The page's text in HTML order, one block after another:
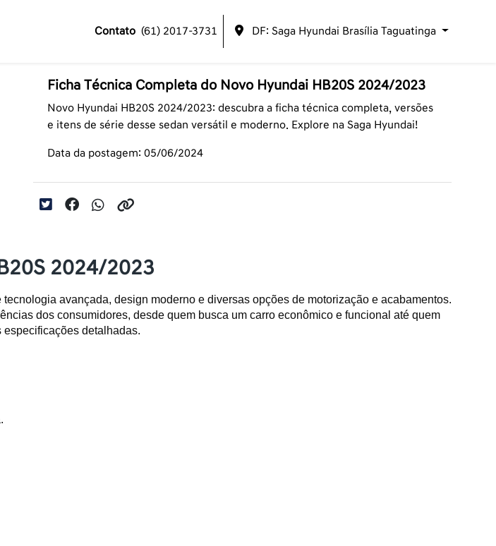
Contato (61) 2017-3731 DF: Saga Hyundai Brasília Taguatinga
Ficha Técnica Completa do Novo Hyundai HB20S 2024/2023
Novo Hyundai HB20S 2024/2023: descubra a ficha técnica completa, versões
e itens de série desse sedan versátil e moderno. Explore na Saga Hyundai!
Data da postagem: 05/06/2024
2024/2023
avançada, design moderno e diversas opções de motorização e acabamentos.
dos consumidores, desde quem busca um carro econômico e funcional até quem
especificações detalhadas.